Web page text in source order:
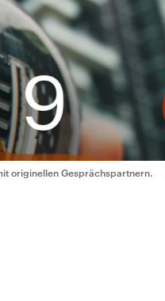
originellen Gesprächspartnern.